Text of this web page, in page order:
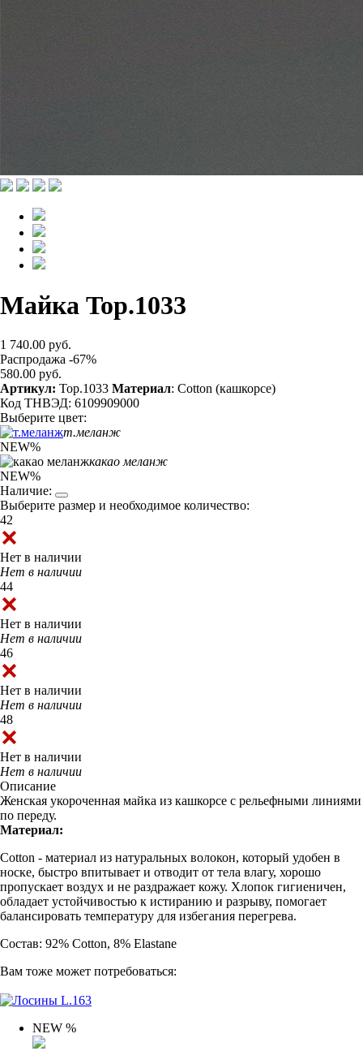
Майка Top.1033
1 740.00 руб.
Распродажа -67%
580.00 руб.
Артикул: Top.1033 Материал: Cotton (кашкорсе)
Код ТНВЭД: 6109909000
Выберите цвет:
т.меланж
NEW%
какао меланж
NEW%
Наличие:
Выберите размер и необходимое количество:
42
Нет в наличии
Нет в наличии
44
Нет в наличии
Нет в наличии
46
Нет в наличии
Нет в наличии
48
Нет в наличии
Нет в наличии
Описание
Женская укороченная майка из кашкорсе с рельефными линиями
по переду.
Материал:
Cotton - материал из натуральных волокон, который удобен в
носке, быстро впитывает и отводит от тела влагу, хорошо
пропускает воздух и не раздражает кожу. Хлопок гигиеничен,
обладает устойчивостью к истиранию и разрыву, помогает
балансировать температуру для избегания перегрева.
Состав: 92% Cotton, 8% Elastane
Вам тоже может потребоваться:
NEW %